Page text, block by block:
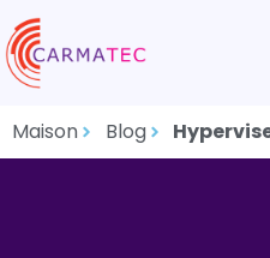
Maison Blog